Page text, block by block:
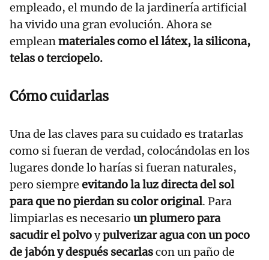
empleado, el mundo de la jardinería artificial
ha vivido una gran evolución. Ahora se
empleanmateriales como el látex, la silicona,
telas o terciopelo.
Cómo cuidarlas
Una de las claves para su cuidado es tratarlas
como si fueran de verdad, colocándolas en los
lugares donde lo harías si fueran naturales,
pero siempre evitando la luz directa del sol
para que no pierdan su color original. Para
limpiarlas es necesario un plumero para
sacudir el polvoypulverizar agua con un poco
de jabón y después secarlascon un paño de